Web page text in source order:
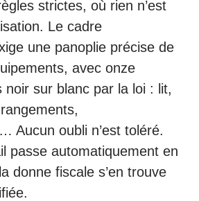
strictes, où rien n’est
Le cadre
une panoplie précise de
avec onze
noir sur blanc par la loi : lit,
Aucun oubli n’est toléré.
passe automatiquement en
donne fiscale s’en trouve